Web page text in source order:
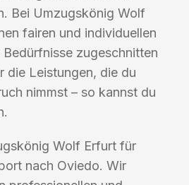
Bei Umzugskönig Wolf
fairen und individuellen
zugeschnitten
die Leistungen, die du
nimmst – so kannst du
Wolf Erfurt für
nach Oviedo. Wir